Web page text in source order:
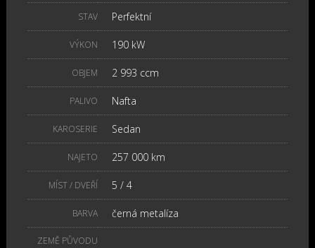
STAV Perfektní
VÝKON 190 kW
OBJEM 2 993 ccm
PALIVO Nafta
KAROSERIE Sedan
NAJETO 257 000 km
MÍST / DVEŘÍ 5 / 4
BARVA černá metalíza
ZEMĚ PŮVODU